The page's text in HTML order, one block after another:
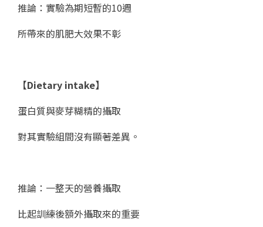
推論：實驗為期短暫的10週
所帶來的肌肥大效果不彰
【Dietary intake】
蛋白質與麥芽糊精的攝取
對其實驗組間沒有顯著差異。
推論：一整天的營養攝取
比起訓練後額外攝取來的重要